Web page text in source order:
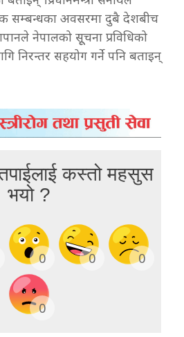
सम्बन्धका अवसरमा दुबै देशबीच
नेपालको सूूचना प्रविधिको
निरन्तर सहयोग गर्ने पनि बताइन्
कस्तो महसुस
भयो ?
0 0 0
0